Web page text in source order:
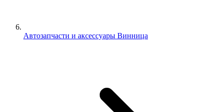
Автозапчасти и аксессуары Винница